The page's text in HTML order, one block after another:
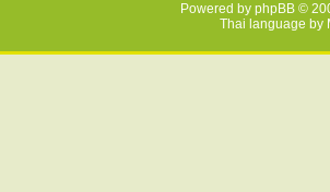
Powered by phpBB ©
Thai language by